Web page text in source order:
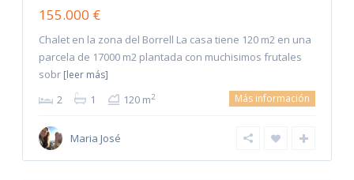
155.000 €
Chalet en la zona del Borrell La casa tiene 120 m2 en una
parcela de 17000 m2 plantada con muchisimos frutales
sobr [leer más]
2 1 120 m2 Más información
Maria José